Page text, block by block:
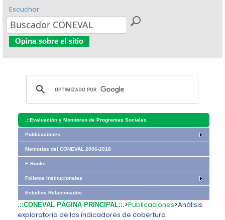
Escuchar
Opina sobre el sitio
.::Evaluación y Monitoreo de Programas Sociales
Publicaciones
Memorias del CONEVAL 2006-2018
E-Books
Folletos Institucionales
Estudios Relacionados
.::CONEVAL PÁGINA PRINCIPAL::.>Publicaciones>Análisis
exploratorio de los indicadores de cobertura